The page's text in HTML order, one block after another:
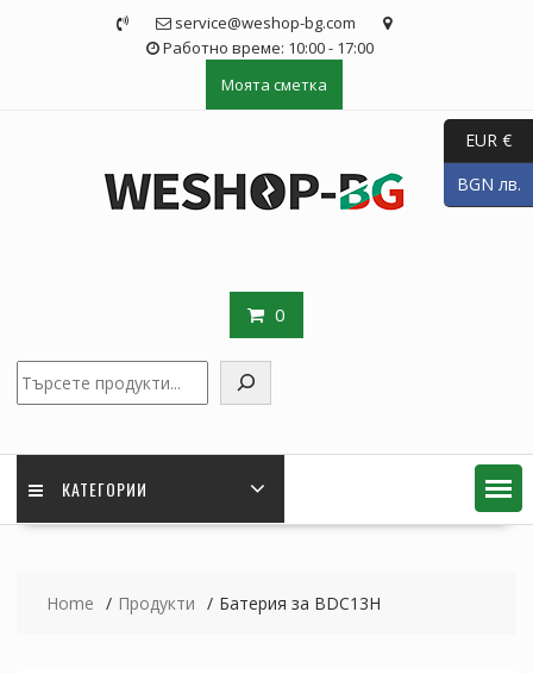
service@weshop-bg.com
Работно време: 10:00 - 17:00
Моята сметка
0
КАТЕГОРИИ
Home Продукти Батерия за BDC13H
EUR €
BGN лв.